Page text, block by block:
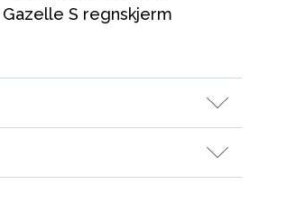
S regnskjerm